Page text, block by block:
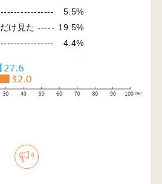
5.5%
け見た ----- 19.5%
4.4%